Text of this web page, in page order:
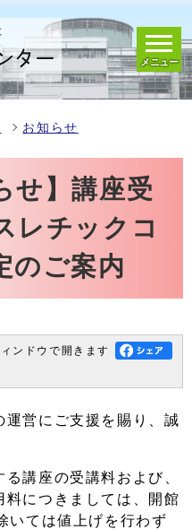
メニュー
お知らせ
せ】講座受
レチックコ
のご案内
ンドウで開きます
運営にご支援を賜り、誠
講座の受講料および、
料につきましては、開館
いては値上げを行わず